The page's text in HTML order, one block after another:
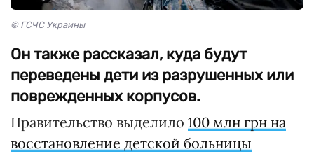
© ГСЧС Украины
Он также рассказал, куда будут
переведены дети из разрушенных или
поврежденных корпусов.
Правительство выделило 100 млн грн на
восстановление детской больницы